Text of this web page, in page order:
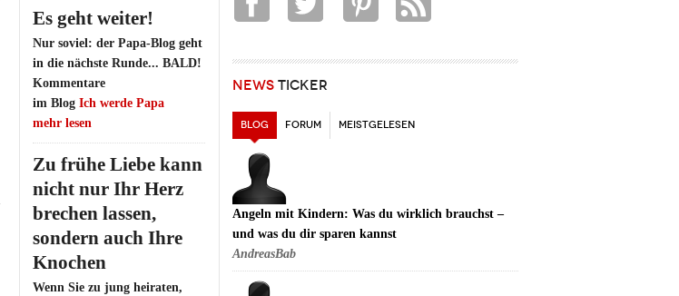
Es geht weiter!
Nur soviel: der Papa-Blog geht
in die nächste Runde... BALD!
Kommentare
im Blog Ich werde Papa
mehr lesen
Zu frühe Liebe kann
nicht nur Ihr Herz
brechen lassen,
sondern auch Ihre
Knochen
Wenn Sie zu jung heiraten,
NEWS TICKER
BLOG (AKTIVER REITER)
FORUM MEISTGELESEN
Angeln mit Kindern: Was du wirklich brauchst –
und was du dir sparen kannst
AndreasBab